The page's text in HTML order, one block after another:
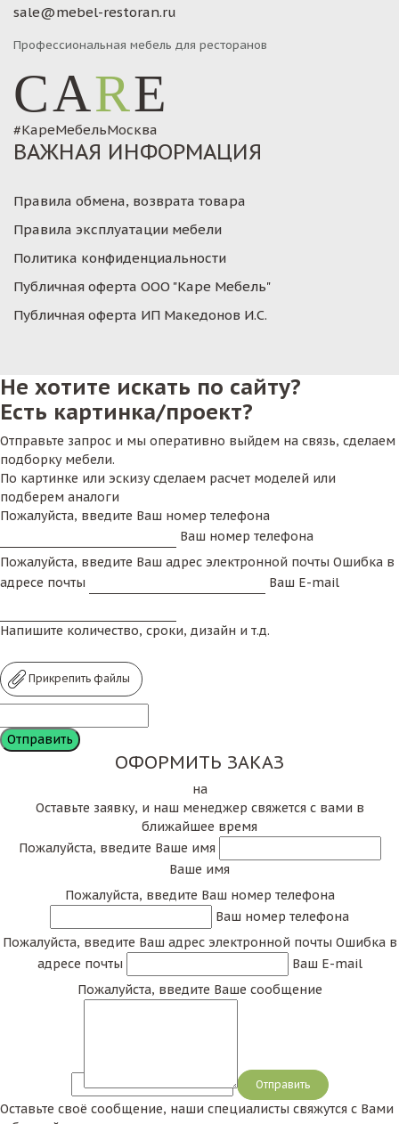
sale@mebel-restoran.ru
Профессиональная мебель для ресторанов
CARE
#КареМебельМосква
ВАЖНАЯ ИНФОРМАЦИЯ
Правила обмена, возврата товара
Правила эксплуатации мебели
Политика конфиденциальности
Публичная оферта ООО "Каре Мебель"
Публичная оферта ИП Македонов И.С.
Не хотите искать по сайту?
Есть картинка/проект?
Отправьте запрос и мы оперативно выйдем на связь, сделаем
подборку мебели.
По картинке или эскизу сделаем расчет моделей или
подберем аналоги
Пожалуйста, введите Ваш номер телефона
Ваш номер телефона
Пожалуйста, введите Ваш адрес электронной почты Ошибка в
адресе почты
Ваш E-mail
Напишите количество, сроки, дизайн и т.д.
Прикрепить файлы
ОФОРМИТЬ ЗАКАЗ
на
Оставьте заявку, и наш менеджер свяжется с вами в
ближайшее время
Пожалуйста, введите Ваше имя
Ваше имя
Пожалуйста, введите Ваш номер телефона
Ваш номер телефона
Пожалуйста, введите Ваш адрес электронной почты Ошибка в
адресе почты
Ваш E-mail
Пожалуйста, введите Ваше сообщение
Сообщение
Оставьте своё сообщение, наши специалисты свяжутся с Вами